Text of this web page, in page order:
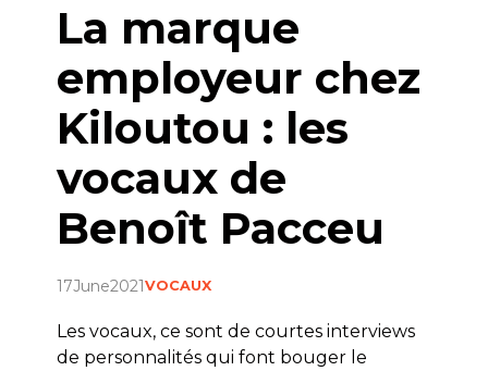
La marque
employeur chez
Kiloutou : les
vocaux de
Benoît Pacceu
17June2021VOCAUX
Les vocaux, ce sont de courtes interviews
de personnalités qui font bouger le